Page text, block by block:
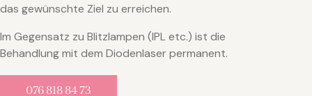
das gewünschte Ziel zu erreichen.
Im Gegensatz zu Blitzlampen (IPL etc.) ist die
Behandlung mit dem Diodenlaser permanent.
076 818 84 73